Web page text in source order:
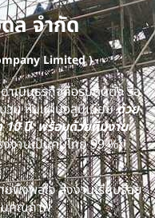
ล จำกัด
Limited )
ำเนินธุรกิจคือรับติดตั้ง รื้อ
นวน หุ้มแผ่นอลูมิเนียมด้วย
10 ปี พร้อมด้วยทีมงาน
งานเป็นคนไทย 99 %)
พึงพอใจ ส่งงานเรียบร้อย
นคุณภาพ